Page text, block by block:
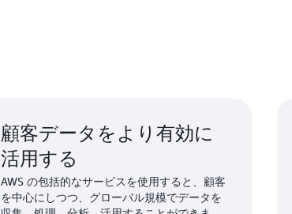
顧客データをより有効に
活用する
AWS の包括的なサービスを使用すると、顧客
を中心にしつつ、グローバル規模でデータを